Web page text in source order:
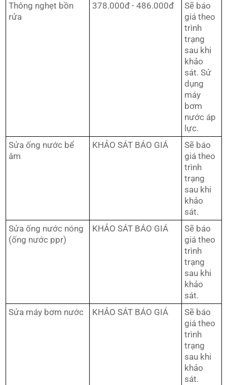
Thông nghẹt bồn
rửa
378.000đ - 486.000đ
Sẽ báo
giá theo
trình
trạng
sau khi
khảo
sát. Sử
dụng
máy
bơm
nước áp
lực.
Sửa ống nước bể
âm
KHẢO SÁT BÁO GIÁ
Sẽ báo
giá theo
trình
trạng
sau khi
khảo
sát.
Sửa ống nước nóng
(ống nước ppr)
KHẢO SÁT BÁO GIÁ
Sẽ báo
giá theo
trình
trạng
sau khi
khảo
sát.
Sửa máy bơm nước
KHẢO SÁT BÁO GIÁ
Sẽ báo
giá theo
trình
trạng
sau khi
khảo
sát.